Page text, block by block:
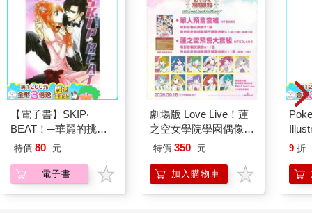
【電子書】SKIP‧
BEAT！─華麗的挑戰─
（37）
特價 80 元
電子書
劇場版 Love Live！蓮
之空女學院學園偶像俱
樂部 Bloom Garden
特價 350 元
加入購物車
9 折